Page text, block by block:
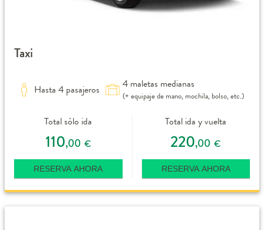
Taxi
Hasta 4 pasajeros 4 maletas medianas
(+ equipaje de mano, mochila, bolso, etc.)
Total sólo ida
110,00 €
RESERVA AHORA
Total ida y vuelta
220,00 €
RESERVA AHORA